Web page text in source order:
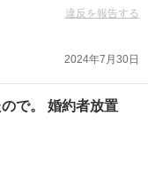
違反を報告する
2024年7月30日
で。 婚約者放置